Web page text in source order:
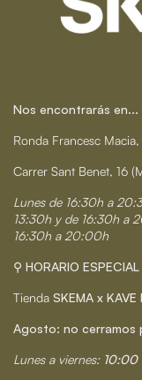
Nos encontrarás en...
Ronda Francesc
Carrer Sant Benet, 16
Lunes de 16:30h a
13:30h y de 16:30h a
16:30h a 20:00h
⚲ HORARIO
Tienda SKEMA x
Agosto: no cerramos
Lunes a viernes: 10:00